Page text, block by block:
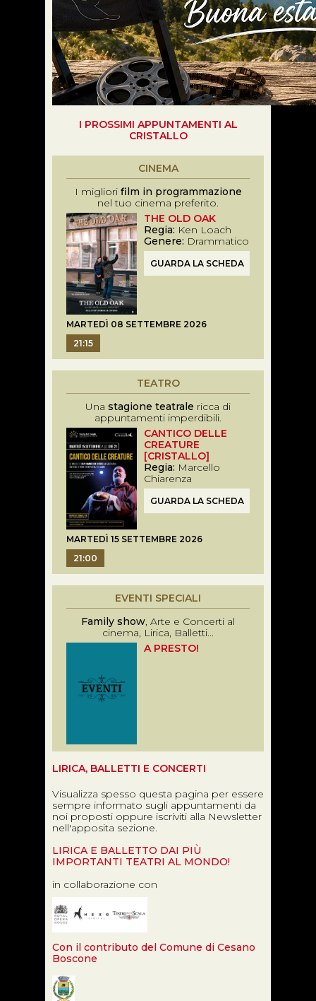
I PROSSIMI APPUNTAMENTI AL
CRISTALLO
CINEMA
I migliori film in programmazione
nel tuo cinema preferito.
THE OLD OAK
Regia: Ken Loach
Genere: Drammatico
GUARDA LA SCHEDA
MARTEDÌ 08 SETTEMBRE 2026
21:15
TEATRO
Una stagione teatrale ricca di
appuntamenti imperdibili.
CANTICO DELLE
CREATURE
[CRISTALLO]
Regia: Marcello
Chiarenza
GUARDA LA SCHEDA
MARTEDÌ 15 SETTEMBRE 2026
21:00
EVENTI SPECIALI
Family show, Arte e Concerti al
cinema, Lirica, Balletti...
A PRESTO!
LIRICA, BALLETTI E CONCERTI
Visualizza spesso questa pagina per essere
sempre informato sugli appuntamenti da
noi proposti oppure iscriviti alla Newsletter
nell'apposita sezione.
LIRICA E BALLETTO DAI PIÙ
IMPORTANTI TEATRI AL MONDO!
in collaborazione con
Con il contributo del Comune di Cesano
Boscone